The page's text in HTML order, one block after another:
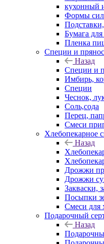
кухонный
Формы
Бумага
Пленка
Специи и
Назад
Специи и
Имбирь,
Специи
Чеснок,
Соль,сода
Перец,
Смеси
Хлебопекарное
Назад
Дрожжи
Дрожжи
Закваски,
Посыпки
Смеси для
Подарочный
Назад